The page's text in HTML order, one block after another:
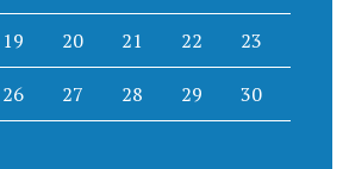
19 20 21 22 23
26 27 28 29 30